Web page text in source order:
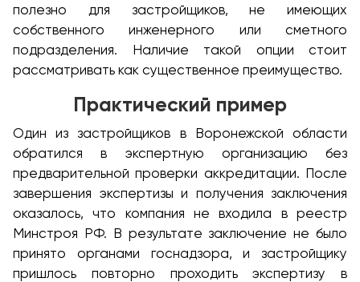
полезно для застройщиков, не имеющих
собственного инженерного или сметного
подразделения. Наличие такой опции стоит
рассматривать как существенное преимущество.
Практический пример
Один из застройщиков в Воронежской области
обратился в экспертную организацию без
предварительной проверки аккредитации. После
завершения экспертизы и получения заключения
оказалось, что компания не входила в реестр
Минстроя РФ. В результате заключение не было
принято органами госнадзора, и застройщику
пришлось повторно проходить экспертизу в